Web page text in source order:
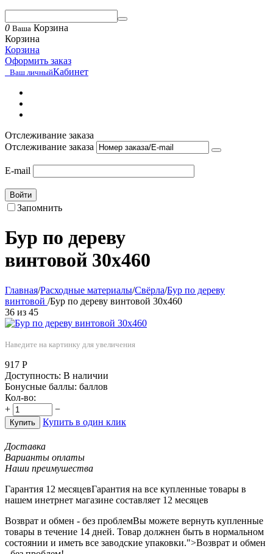
0 Ваша Корзина
Корзина
Корзина
Оформить заказ
Ваш личныйКабинет
Отслеживание заказа
Отслеживание заказа
E-mail
Войти
Запомнить
Бур по дереву
винтовой 30x460
Главная/Расходные материалы/Свёрла/Бур по дереву
винтовой /Бур по дереву винтовой 30x460
36 из 45
Наведите на картинку для увеличения
917 Р
Доступность: В наличии
Бонусные баллы: баллов
Кол-во:
+
−
Купить Купить в один клик
Доставка
Варианты оплаты
Наши преимушества
Гарантия 12 месяцевГарантия на все купленные товары в
нашем инетрнет магазине составляет 12 месяцев
Возврат и обмен - без проблемВы можете вернуть купленные
товары в течение 14 дней. Товар должнен быть в нормальном
состоянии и иметь все заводские упаковки.">Возврат и обмен